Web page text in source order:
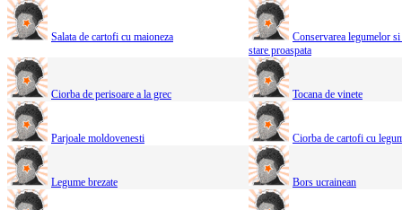
Salata de cartofi cu maioneza
Conservarea legumelor
stare proaspata
Ciorba de perisoare a la grec Tocana de vinete
Parjoale moldovenesti Ciorba de cartofi cu
Legume brezate Bors ucrainean